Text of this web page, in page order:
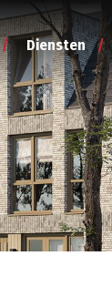
Diensten